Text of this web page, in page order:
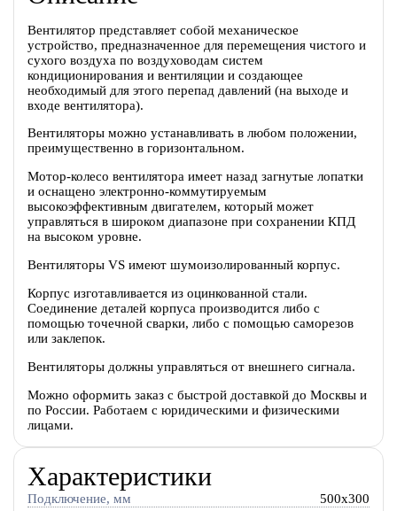
Вентилятор представляет собой механическое
устройство, предназначенное для перемещения чистого и
сухого воздуха по воздуховодам систем
кондиционирования и вентиляции и создающее
необходимый для этого перепад давлений (на выходе и
входе вентилятора).
Вентиляторы можно устанавливать в любом положении,
преимущественно в горизонтальном.
Мотор-колесо вентилятора имеет назад загнутые лопатки
и оснащено электронно-коммутируемым
высокоэффективным двигателем, который может
управляться в широком диапазоне при сохранении КПД
на высоком уровне.
Вентиляторы VS имеют шумоизолированный корпус.
Корпус изготавливается из оцинкованной стали.
Соединение деталей корпуса производится либо с
помощью точечной сварки, либо с помощью саморезов
или заклепок.
Вентиляторы должны управляться от внешнего сигнала.
Можно оформить заказ с быстрой доставкой до Москвы и
по России. Работаем с юридическими и физическими
лицами.
Характеристики
Подключение, мм 500x300